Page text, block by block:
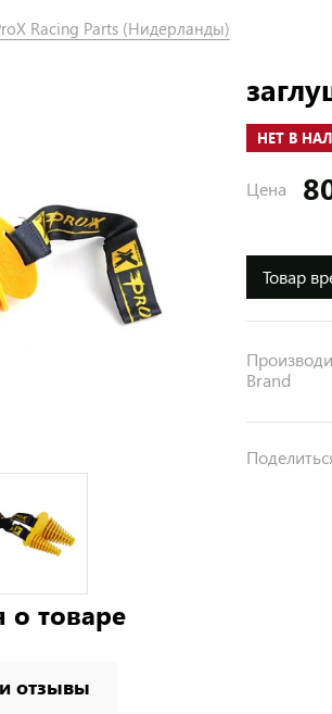
Racing Parts (Нидерланды)
НЕТ В
Цена
Товар
Brand
товаре
отзывы